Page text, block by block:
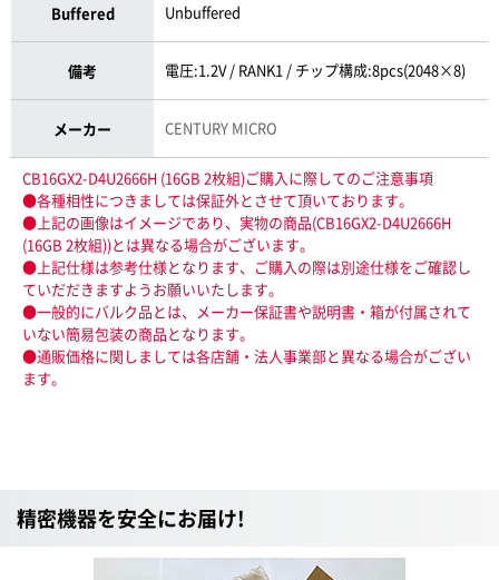
Buffered Unbuffered
備考 電圧:1.2V / RANK1 / チップ構成:8pcs(2048×8)
メーカー CENTURY MICRO
CB16GX2-D4U2666H (16GB 2枚組)ご購入に際してのご注意事項
●各種相性につきましては保証外とさせて頂いております。
●上記の画像はイメージであり、実物の商品(CB16GX2-D4U2666H
(16GB 2枚組))とは異なる場合がございます。
●上記仕様は参考仕様となります、ご購入の際は別途仕様をご確認し
ていだだきますようお願いいたします。
●一般的にバルク品とは、メーカー保証書や説明書・箱が付属されて
いない簡易包装の商品となります。
●通販価格に関しましては各店舗・法人事業部と異なる場合がござい
ます。
精密機器を安全にお届け!